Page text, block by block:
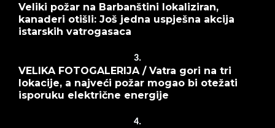
Veliki požar na Barbanštini lokaliziran,
kanaderi otišli: Još jedna uspješna akcija
istarskih vatrogasaca
3.
VELIKA FOTOGALERIJA / Vatra gori na tri
lokacije, a najveći požar mogao bi otežati
isporuku električne energije
4.